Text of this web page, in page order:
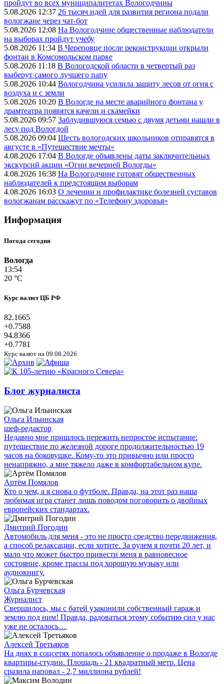
пройдут во всех муниципалитетах Вологодчины
5.08.2026 12:37 26 тысяч идей для развития региона подали
вологжане через чат-бот
5.08.2026 12:08 На Вологодчине общественные наблюдатели
на выборах пройдут учебу
5.08.2026 11:34 В Череповце после реконструкции открыли
фонтан в Комсомольском парке
5.08.2026 11:18 В Вологодской области в четвертый раз
выберут самого лучшего папу
5.08.2026 10:44 Вологодчина усилила защиту лесов от огня с
воздуха и с земли
5.08.2026 10:20 В Вологде на месте аварийного фонтана у
драмтеатра появятся качели и скамейки
5.08.2026 09:57 Заблудившуюся семью с двумя детьми нашли в
лесу под Вологдой
5.08.2026 09:04 Шесть вологодских школьников отправятся в
августе в «Путешествие мечты»
4.08.2026 17:04 В Вологде объявлены даты заключительных
экскурсий акции «Огни вечерней Вологды»
4.08.2026 16:38 На Вологодчине готовят общественных
наблюдателей к предстоящим выборам
4.08.2026 16:03 О лечении и профилактике болезней суставов
вологжанам расскажут по «Телефону здоровья»
Информация
Погода сегодня
Вологда
13:54
20 °C
Курс валют ЦБ РФ
82.1665
+0.7588
94.8366
+0.7781
Курс валют на 09.08.2026
Блог журналиста
Ольга Ильинская
шеф-редактор
Недавно мне пришлось пережить непростое испытание:
путешествие по железной дороге продолжительностью 19
часов на боковушке. Кому-то это привычно или просто
ненапряжно, а мне тяжело даже в комфортабельном купе.
Артём Помялов
Кто о чем, а я снова о футболе. Правда, на этот раз наша
любимая игра станет лишь поводом поговорить о двойных
европейских стандартах.
Дмитрий Погодин
Автомобиль для меня - это не просто средство передвижения,
а способ релаксации, если хотите. За рулем я почти 20 лет, и
мало что может быстро привести меня в равновесное
состояние, кроме трассы под хорошую музыку или
аудиокнигу.
Ольга Бурчевская
Журналист
Свершилось, мы с батей узаконили собственный гараж и
землю под ним! Правда, радоваться этому событию сил у нас
уже не осталось…
Алексей Третьяков
На днях в соцсетях попалось объявление о продаже в Вологде
квартиры-студии. Площадь - 21 квадратный метр. Цена
сразила наповал - 2,7 миллиона рублей!